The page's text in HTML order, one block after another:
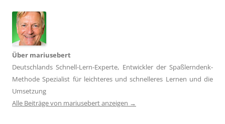
Über mariusebert
Deutschlands Schnell-Lern-Experte, Entwickler der Spaßlerndenk-
Methode Spezialist für leichteres und schnelleres Lernen und die
Umsetzung
Alle Beiträge von mariusebert anzeigen →